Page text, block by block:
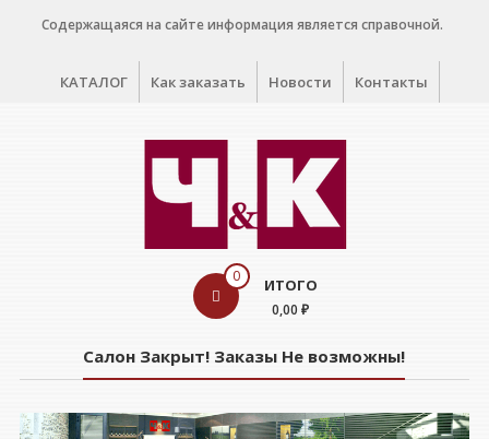
Содержащаяся на сайте информация является справочной.
КАТАЛОГ Как заказать Новости Контакты
дегустации
0 ИТОГО
0,00 ₽
Салон Закрыт! Заказы Не возможны!